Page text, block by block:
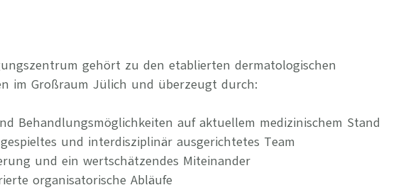
gehört zu den etablierten dermatologischen
im Großraum Jülich und überzeugt durch:
Behandlungsmöglichkeiten auf aktuellem medizinischem Stand
und interdisziplinär ausgerichtetes Team
und ein wertschätzendes Miteinander
organisatorische Abläufe